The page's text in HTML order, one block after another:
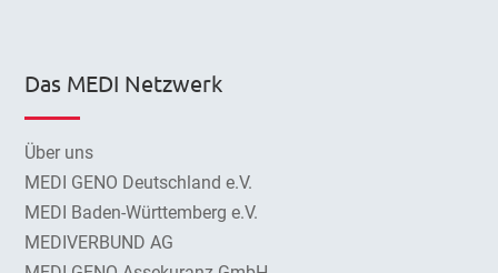
Das MEDI Netzwerk
Über uns
MEDI GENO Deutschland e.V.
MEDI Baden-Württemberg e.V.
MEDIVERBUND AG